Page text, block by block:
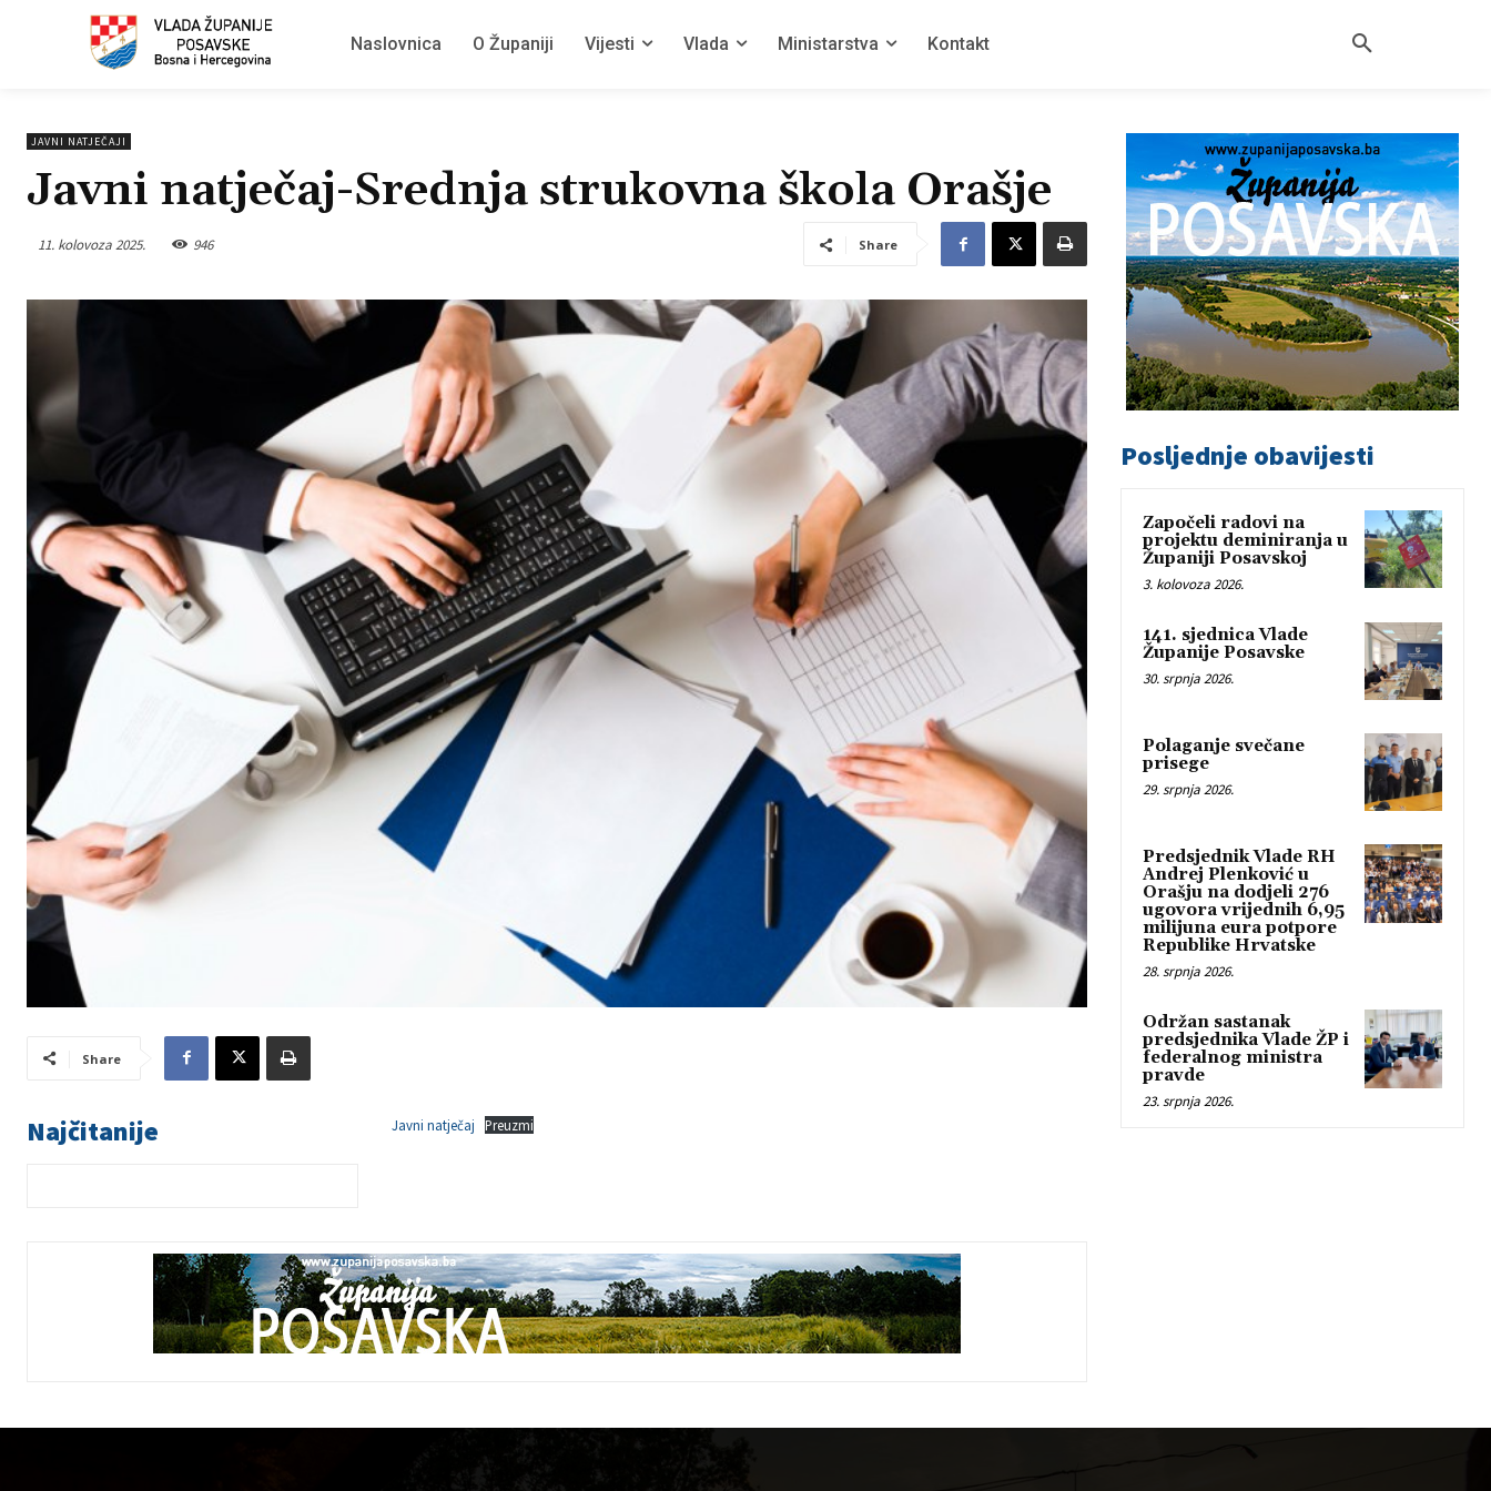
Naslovnica O Županiji Vijesti Vlada Ministarstva Kontakt
JAVNI NATJEČAJI
Javni natječaj-Srednja strukovna škola Orašje
11. kolovoza 2025. 946 Share
Share
Najčitanije Javni natječaj Preuzmi
Posljednje obavijesti
Započeli radovi na
projektu deminiranja u
Županiji Posavskoj
3. kolovoza 2026.
141. sjednica Vlade
Županije Posavske
30. srpnja 2026.
Polaganje svečane
prisege
29. srpnja 2026.
Predsjednik Vlade RH
Andrej Plenković u
Orašju na dodjeli 276
ugovora vrijednih 6,95
milijuna eura potpore
Republike Hrvatske
28. srpnja 2026.
Održan sastanak
predsjednika Vlade ŽP i
federalnog ministra
pravde
23. srpnja 2026.